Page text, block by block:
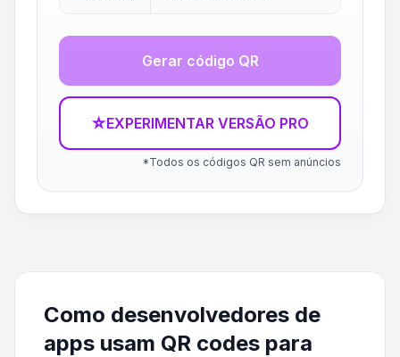
Gerar código QR
☆EXPERIMENTAR VERSÃO PRO
*Todos os códigos QR sem anúncios
Como desenvolvedores de
apps usam QR codes para